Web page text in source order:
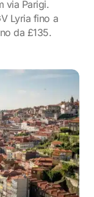
via Parigi.
Lyria fino a
da £135.